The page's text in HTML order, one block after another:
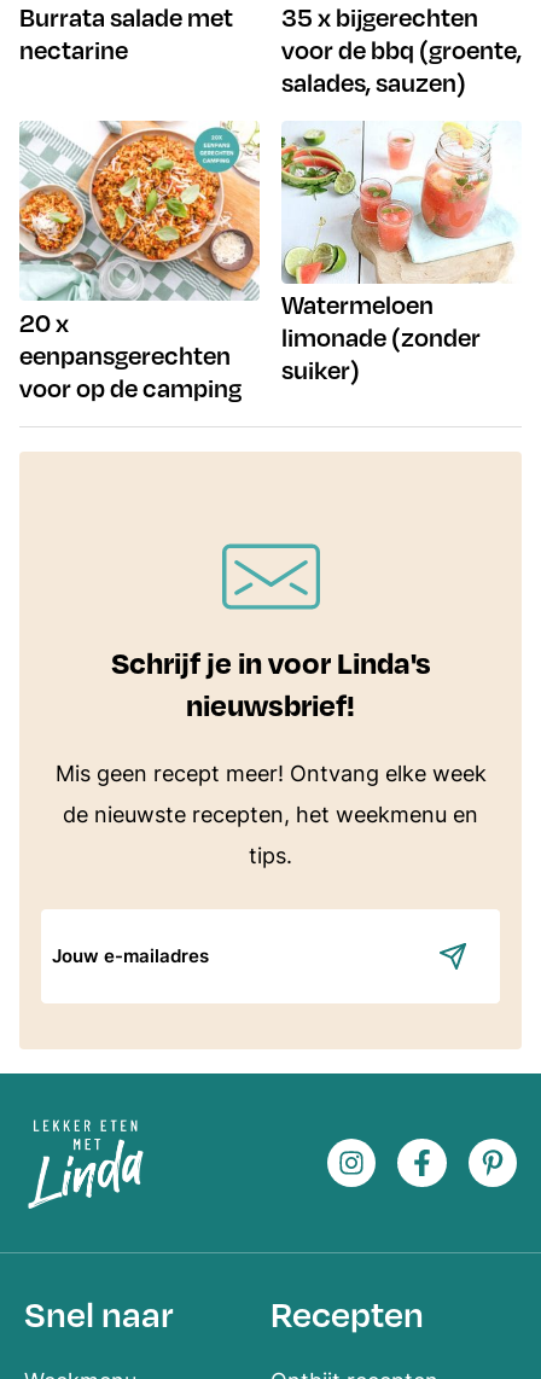
Burrata salade met
nectarine
35 x bijgerechten
voor de bbq (groente,
salades, sauzen)
20 x
eenpansgerechten
voor op de camping
Watermeloen
limonade (zonder
suiker)
Schrijf je in voor Linda's
nieuwsbrief!
Mis geen recept meer! Ontvang elke week
de nieuwste recepten, het weekmenu en
tips.
mailadres
Snel naar Recepten